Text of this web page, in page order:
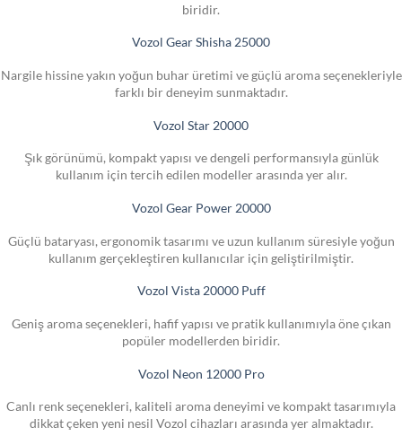
biridir.
Vozol Gear Shisha 25000
Nargile hissine yakın yoğun buhar üretimi ve güçlü aroma seçenekleriyle
farklı bir deneyim sunmaktadır.
Vozol Star 20000
Şık görünümü, kompakt yapısı ve dengeli performansıyla günlük
kullanım için tercih edilen modeller arasında yer alır.
Vozol Gear Power 20000
Güçlü bataryası, ergonomik tasarımı ve uzun kullanım süresiyle yoğun
kullanım gerçekleştiren kullanıcılar için geliştirilmiştir.
Vozol Vista 20000 Puff
Geniş aroma seçenekleri, hafif yapısı ve pratik kullanımıyla öne çıkan
popüler modellerden biridir.
Vozol Neon 12000 Pro
Canlı renk seçenekleri, kaliteli aroma deneyimi ve kompakt tasarımıyla
dikkat çeken yeni nesil Vozol cihazları arasında yer almaktadır.